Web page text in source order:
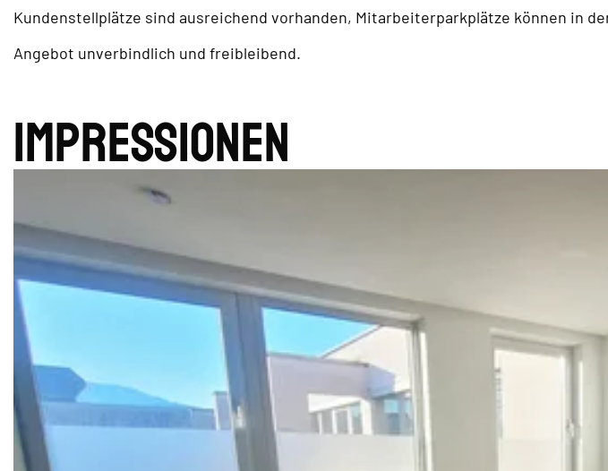
Kundenstellplätze sind ausreichend vorhanden, Mitarbeiterparkplätze können in
Angebot unverbindlich und freibleibend.
Impres­sionen